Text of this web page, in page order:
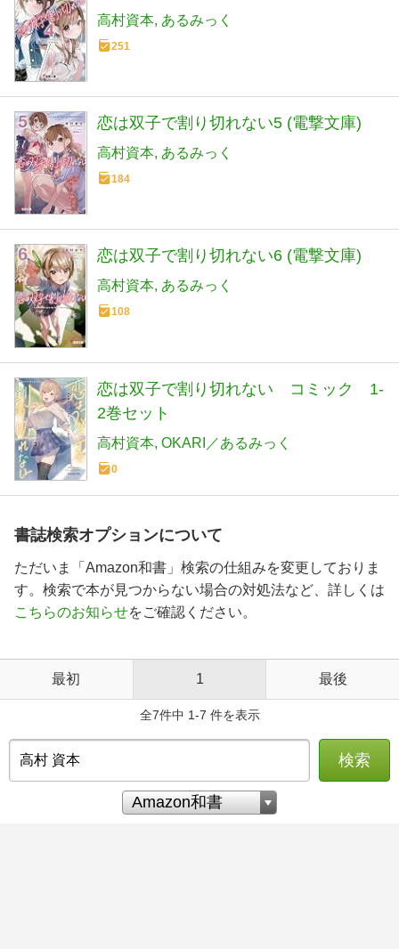
高村資本 あるみっく
251
恋は双子で割り切れない5 (電撃文庫)
高村資本 あるみっく
184
恋は双子で割り切れない6 (電撃文庫)
高村資本 あるみっく
108
恋は双子で割り切れない コミック 1-
2巻セット
高村資本 OKARI／あるみっく
0
書誌検索オプションについて
ただいま「Amazon和書」検索の仕組みを変更しておりま
す。検索で本が見つからない場合の対処法など、詳しくは
こちらのお知らせをご確認ください。
最初 1 最後
全7件中 1-7 件を表示
検索